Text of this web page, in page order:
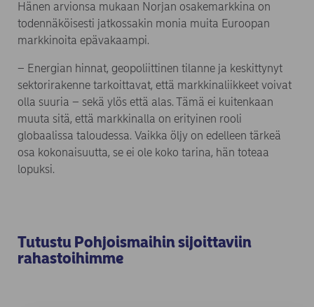
Hänen arvionsa mukaan Norjan osakemarkkina on
todennäköisesti jatkossakin monia muita Euroopan
markkinoita epävakaampi.
– Energian hinnat, geopoliittinen tilanne ja keskittynyt
sektorirakenne tarkoittavat, että markkinaliikkeet voivat
olla suuria – sekä ylös että alas. Tämä ei kuitenkaan
muuta sitä, että markkinalla on erityinen rooli
globaalissa taloudessa. Vaikka öljy on edelleen tärkeä
osa kokonaisuutta, se ei ole koko tarina, hän toteaa
lopuksi.
Tutustu Pohjoismaihin sijoittaviin
rahastoihimme